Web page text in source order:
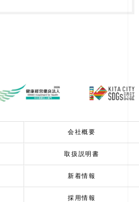
会社概要
取扱説明書
新着情報
採用情報